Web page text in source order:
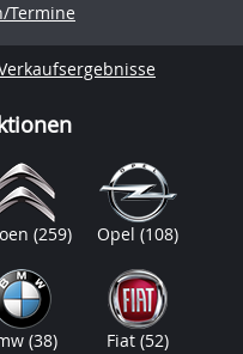
Termine
(259) Opel(108)
(38) Fiat(52)